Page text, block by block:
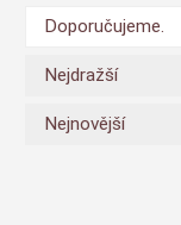
Doporučujeme.
Nejdražší
Nejnovější